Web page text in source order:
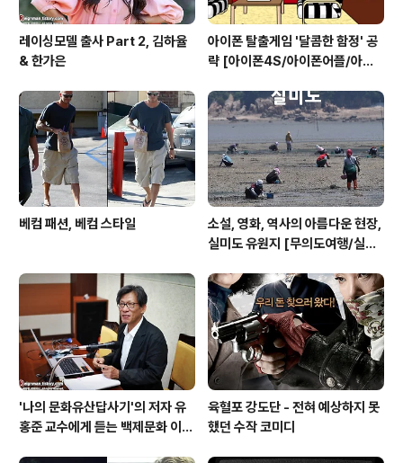
레이싱모델 출사 Part 2, 김하율
& 한가은
아이폰 탈출게임 '달콤한 함정' 공
략 [아이폰4S/아이폰어플/아이
베컴 패션, 베컴 스타일
소설, 영화, 역사의 아름다운 현장,
실미도 유원지 [무의도여행/실미
'나의 문화유산답사기'의 저자 유
홍준 교수에게 듣는 백제문화 이야
육혈포 강도단 - 전혀 예상하지 못
했던 수작 코미디